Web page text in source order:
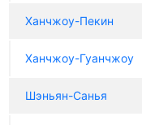
Ханчжоу-Пекин
Ханчжоу-Гуанчжоу
Шэньян-Санья